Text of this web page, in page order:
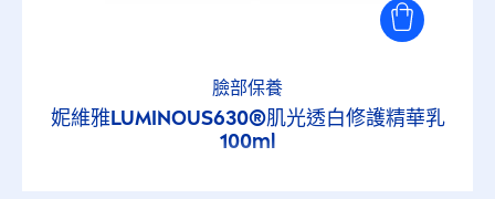
臉部保養
妮維雅LUMINOUS630®肌光透白修護精華乳
100ml